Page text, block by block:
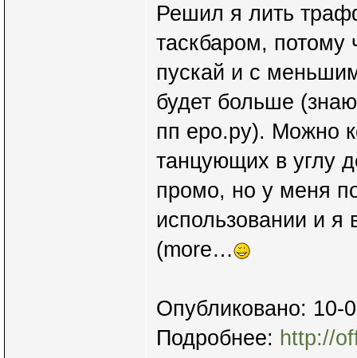
Решил я лить
таскбаром, потому
пускай и с
будет больше
пп еро.ру). Можно
танцующих в углу
промо, но у меня
использовании и
(more…
Опубликовано: 10-
Подробнее: http://